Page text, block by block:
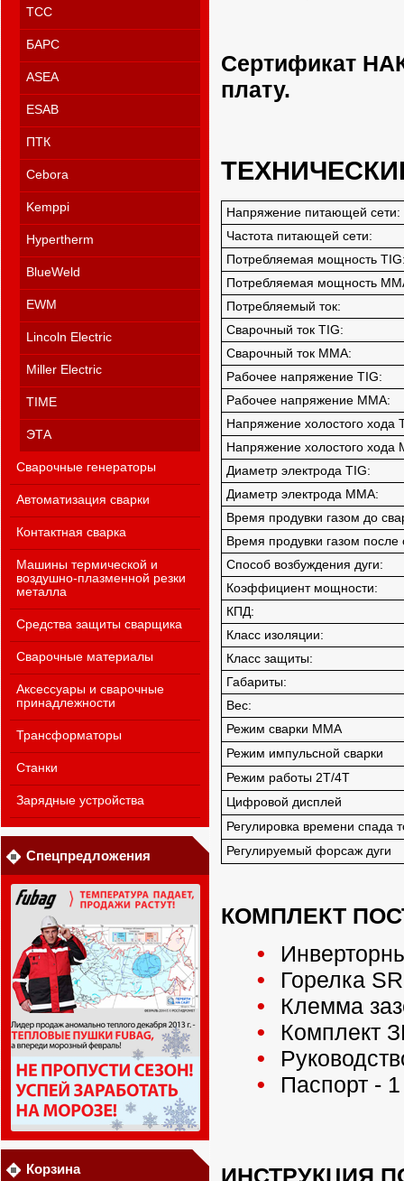
ТСС
БАРС
ASEA
ESAB
ПТК
Cebora
Kemppi
Hypertherm
BlueWeld
EWM
Lincoln Electric
Miller Electric
TIME
ЭТА
Сварочные генераторы
Автоматизация сварки
Контактная сварка
Машины термической и
воздушно-плазменной резки
металла
Средства защиты сварщика
Сварочные материалы
Аксессуары и сварочные
принадлежности
Трансформаторы
Станки
Зарядные устройства
Спецпредложения
Корзина
Сертификат
плату.
Напряжение питающей сети:
Частота питающей сети:
Потребляемая мощность
Потребляемая мощность
Потребляемый ток:
Сварочный ток TIG:
Сварочный ток MMA:
Рабочее напряжение TIG:
Рабочее напряжение ММА:
Напряжение холостого хода
Напряжение холостого хода
Диаметр электрода TIG:
Диаметр электрода MMA:
Время продувки газом до
Время продувки газом после
Способ возбуждения дуги:
Коэффициент мощности:
КПД:
Класс изоляции:
Класс защиты:
Габариты:
Вес:
Режим сварки ММА
Режим импульсной сварки
Режим работы 2Т/4Т
Цифровой дисплей
Регулировка времени спада
Регулируемый форсаж дуги
КОМПЛЕКТ
Горелка
Клемма
Комплект
Паспорт -
ИНСТРУКЦИЯ